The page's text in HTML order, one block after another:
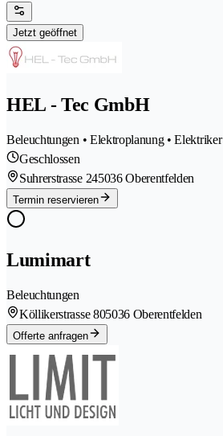
Jetzt geöffnet
HEL - Tec GmbH
Beleuchtungen • Elektroplanung • Elektriker
Geschlossen
Suhrerstrasse 245036 Oberentfelden
Termin reservieren
Lumimart
Beleuchtungen
Köllikerstrasse 805036 Oberentfelden
Offerte anfragen